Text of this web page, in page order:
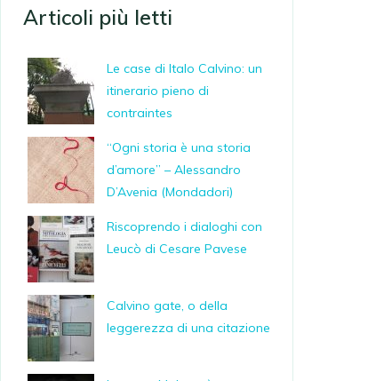
Articoli più letti
Le case di Italo Calvino: un
itinerario pieno di
contraintes
“Ogni storia è una storia
d’amore” – Alessandro
D’Avenia (Mondadori)
Riscoprendo i dialoghi con
Leucò di Cesare Pavese
Calvino gate, o della
leggerezza di una citazione